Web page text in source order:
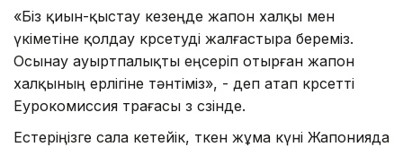
«Біз қиын-қыстау кезеңде жапон халқы мен
үкіметіне қолдау көрсетуді жалғастыра береміз.
Осынау ауыртпалықты еңсеріп отырған жапон
халқының ерлігіне тәнтіміз», - деп атап көрсетті
Еурокомиссия төрағасы өз сөзінде.
Естеріңізге сала кетейік, өткен жұма күні Жапонияда